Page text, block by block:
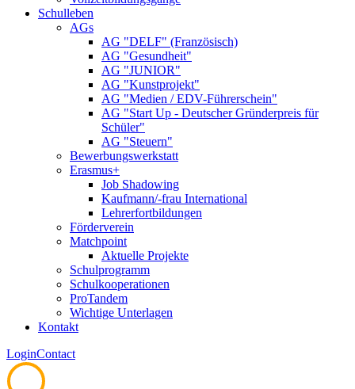
Schulleben
AGs
AG "DELF" (Französisch)
AG "Gesundheit"
AG "JUNIOR"
AG "Kunstprojekt"
AG "Medien / EDV-Führerschein"
AG "Start Up - Deutscher Gründerpreis für
Schüler"
AG "Steuern"
Bewerbungswerkstatt
Erasmus+
Job Shadowing
Kaufmann/-frau International
Lehrerfortbildungen
Förderverein
Matchpoint
Aktuelle Projekte
Schulprogramm
Schulkooperationen
ProTandem
Wichtige Unterlagen
Kontakt
LoginContact